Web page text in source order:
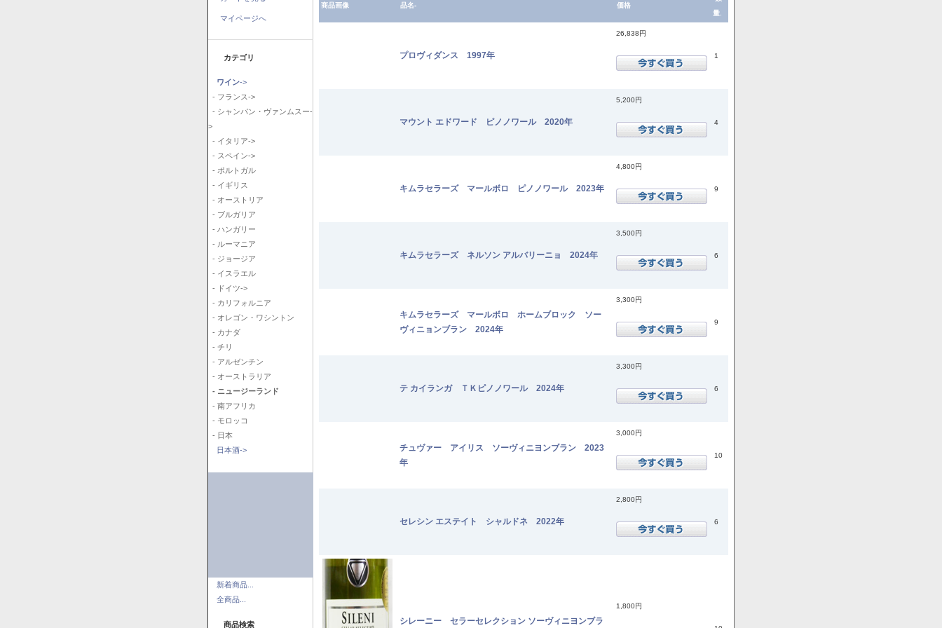
マイページへ
カテゴリ
ワイン->
- フランス->
- シャンパン・ヴァンムスー-
>
- イタリア->
- スペイン->
- ポルトガル
- イギリス
- オーストリア
- ブルガリア
- ハンガリー
- ルーマニア
- ジョージア
- イスラエル
- ドイツ->
- カリフォルニア
- オレゴン・ワシントン
- カナダ
- チリ
- アルゼンチン
- オーストラリア
- ニュージーランド
- 南アフリカ
- モロッコ
- 日本
日本酒->
新着商品...
全商品...
商品検索
商品画像 品名- 価格
量.
プロヴィダンス 1997年
26,838円
1
マウント エドワード ピノノワール 2020年
5,200円
4
キムラセラーズ マールボロ ピノノワール 2023年
4,800円
9
キムラセラーズ ネルソン アルバリーニョ 2024年
3,500円
6
キムラセラーズ マールボロ ホームブロック ソー
ヴィニョンブラン 2024年
3,300円
9
テ カイランガ ＴＫピノノワール 2024年
3,300円
6
チュヴァー アイリス ソーヴィニヨンブラン 2023
年
3,000円
10
セレシン エステイト シャルドネ 2022年
2,800円
6
シレーニー セラーセレクション ソーヴィニヨンブラ
1,800円